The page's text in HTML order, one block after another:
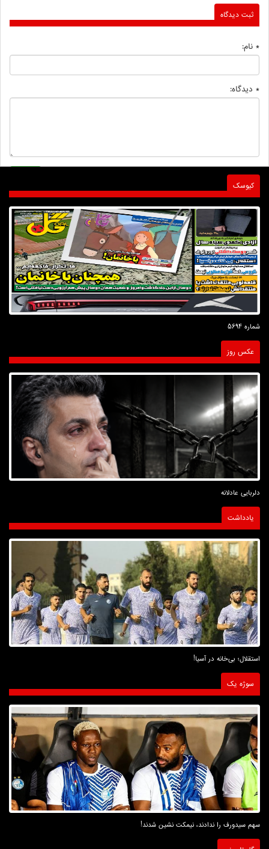
ثبت دیدگاه
* نام:
* دیدگاه:
کیوسک
شماره 5694
عکس روز
دلربایی عادلانه
یادداشت
استقلال؛ بی‌خانه در آسیا!
سوژه یک
سهم سیدورف را ندادند، نیمکت نشین شدند!